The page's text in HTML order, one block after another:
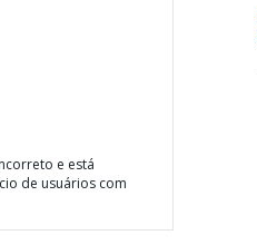
e está
de usuários com